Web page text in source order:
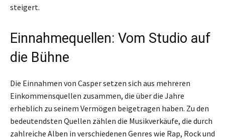
steigert.
Einnahmequellen: Vom Studio auf
die Bühne
Die Einnahmen von Casper setzen sich aus mehreren
Einkommensquellen zusammen, die über die Jahre
erheblich zu seinem Vermögen beigetragen haben. Zu den
bedeutendsten Quellen zählen die Musikverkäufe, die durch
zahlreiche Alben in verschiedenen Genres wie Rap, Rock und